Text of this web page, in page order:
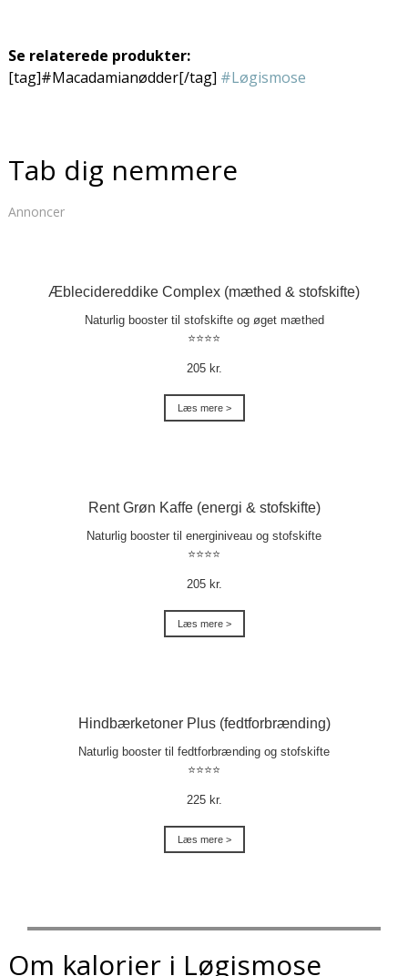
Se relaterede produkter:
[tag]#Macadamianødder[/tag] #Løgismose
Tab dig nemmere
Annoncer
Æblecidereddike Complex (mæthed & stofskifte)
Naturlig booster til stofskifte og øget mæthed
⭐⭐⭐⭐
205 kr.
Læs mere >
Rent Grøn Kaffe (energi & stofskifte)
Naturlig booster til energiniveau og stofskifte
⭐⭐⭐⭐
205 kr.
Læs mere >
Hindbærketoner Plus (fedtforbrænding)
Naturlig booster til fedtforbrænding og stofskifte
⭐⭐⭐⭐
225 kr.
Læs mere >
Om kalorier i Løgismose